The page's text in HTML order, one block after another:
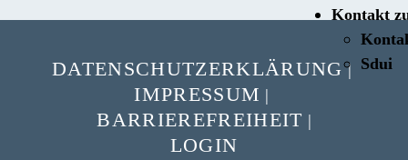
Kontakt
Sdui
DATENSCHUTZERKLÄRUNG|
IMPRESSUM |
BARRIEREFREIHEIT |
LOGIN